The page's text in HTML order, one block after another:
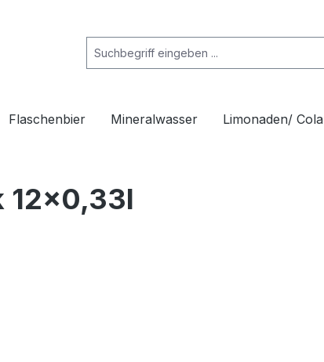
Flaschenbier Mineralwasser Limonaden/ Cola
12x0,33l